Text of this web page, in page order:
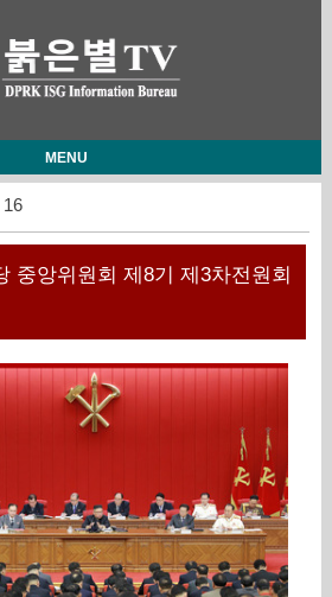
MENU
16
중앙위원회 제8기 제3차전원회